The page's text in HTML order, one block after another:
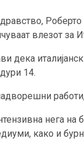
влезот за
дека
14.
нега на
како и